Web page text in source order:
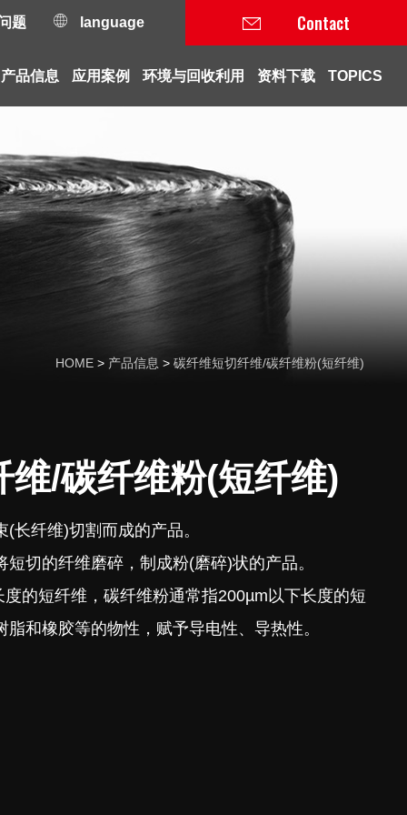
题 language Contact
产品信息 应用案例 环境与回收利用 资料下载 TOPICS
HOME 产品信息 碳纤维短切纤维/碳纤维粉(短纤维)
维/碳纤维粉(短纤维)
长纤维)切割而成的产品。
切的纤维磨碎，制成粉(磨碎)状的产品。
的短纤维，碳纤维粉通常指200µm以下长度的短
和橡胶等的物性，赋予导电性、导热性。